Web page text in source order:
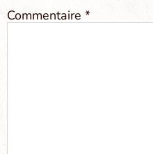
Commentaire *